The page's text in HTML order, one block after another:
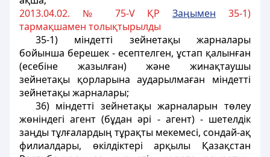
2013.04.02. № 75-V ҚРЗаңымен 35-1)
тармақшамен толықтырылды
35-1) міндетті зейнетақы жарналары
бойынша берешек - есептелген, ұстап қалынған
(есебіне жазылған) және жинақтаушы
зейнетақы қорларына аударылмаған міндетті
зейнетақы жарналары;
36) мiндеттi зейнетақы жарналарын төлеу
жөнiндегi агент (бұдан әрi - агент) - шетелдiк
заңды тұлғалардың тұрақты мекемесі, сондай-ақ
филиалдары, өкiлдiктерi арқылы Қазақстан